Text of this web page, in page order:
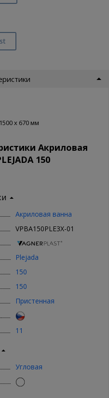
x 670 мм
Акриловая
150
Акриловая ванна
VPBA150PLE3X-01
Plejada
150
150
Пристенная
11
Угловая